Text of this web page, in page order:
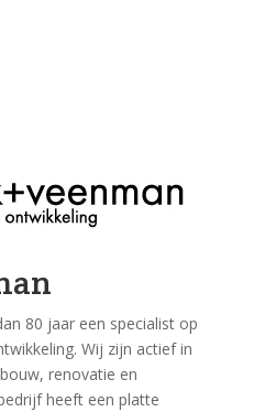
80 jaar een specialist op
Wij zijn actief in
renovatie en
heeft een platte